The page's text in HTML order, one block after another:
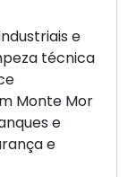
e
técnica
Monte Mor
e
e